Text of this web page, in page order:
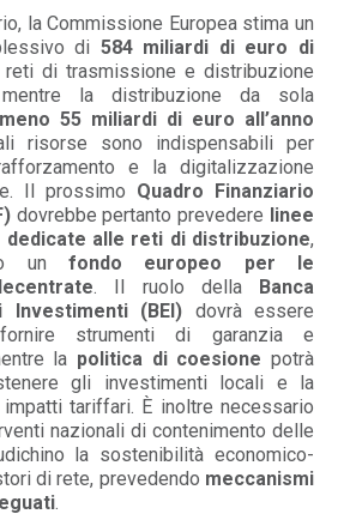
la Commissione Europea stima un
di 584 miliardi di euro di
reti di trasmissione e distribuzione
la distribuzione da sola
55 miliardi di euro all’anno
risorse sono indispensabili per
e la digitalizzazione
Il prossimo Quadro Finanziario
dovrebbe pertanto prevedere linee
dedicate alle reti di distribuzione,
un
fondo europeo per le
. Il ruolo della
Banca
(BEI) dovrà essere
strumenti di garanzia e
la politica di coesione potrà
gli investimenti locali e la
tariffari. È inoltre necessario
nazionali di contenimento delle
la sostenibilità economico-
di rete, prevedendo meccanismi
.